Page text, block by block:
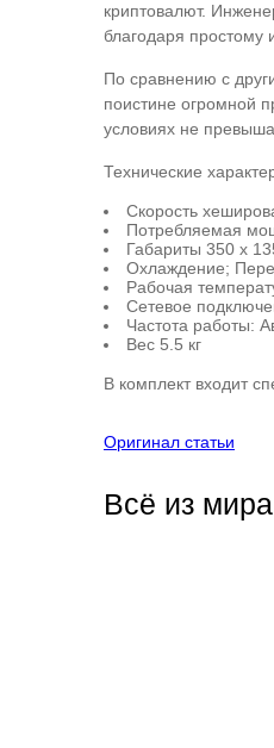
криптовалют.
благодаря простому
По сравнению с
поистине огромной
условиях не
Технические
Скорость
Потребляемая
Габариты 350 x
Охлаждение;
Рабочая
Сетевое
Частота работы:
Вес 5.5 кг
В комплект входит
Оригинал статьи
Всё из